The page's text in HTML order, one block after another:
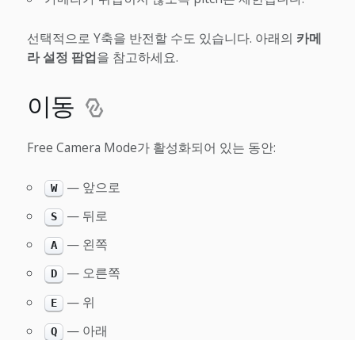
선택적으로 Y축을 반전할 수도 있습니다. 아래의 카메
라 설정 팝업을 참고하세요.
이동
Free Camera Mode가 활성화되어 있는 동안:
W — 앞으로
S — 뒤로
A — 왼쪽
D — 오른쪽
E — 위
Q — 아래